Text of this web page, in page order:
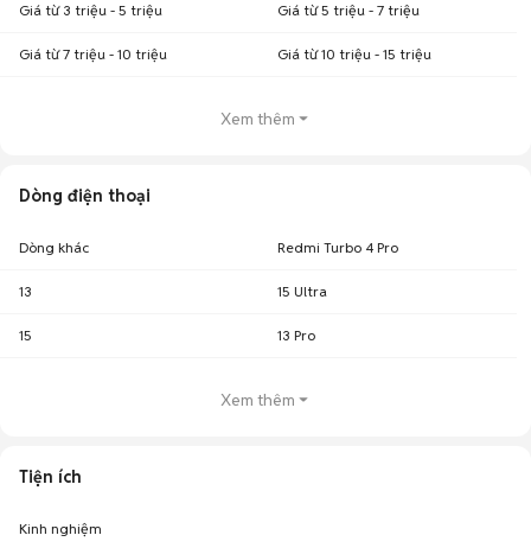
Giá từ 3 triệu - 5 triệu Giá từ 5 triệu - 7 triệu
Giá từ 7 triệu - 10 triệu Giá từ 10 triệu - 15 triệu
Xem thêm
Dòng điện thoại
Dòng khác Redmi Turbo 4 Pro
13 15 Ultra
15 13 Pro
Xem thêm
Tiện ích
Kinh nghiệm